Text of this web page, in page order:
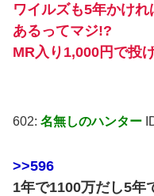
ワイルズも5年かけ
あるってマジ!?
MR入り1,000円で投
602: 名無しのハンター
>>596
1年で1100万だし5年